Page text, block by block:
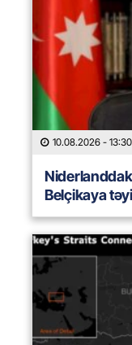
10.08.2026 - 13:30
Belçikaya